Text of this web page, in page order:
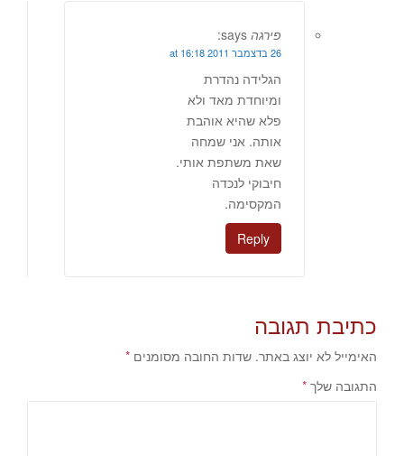
פירגה says:
26 בדצמבר 2011 at 16:18
הגלידה נהדרת
ומיוחדת מאד ולא
פלא שהיא אוהבת
אותה. אני שמחה
שאת משתפת אותי.
חיבוקי לנכדה
המקסימה.
Reply
כתיבת תגובה
האימייל לא יוצג באתר. שדות החובה מסומנים *
התגובה שלך *